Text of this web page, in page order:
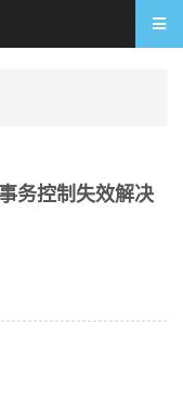
务控制失效解决